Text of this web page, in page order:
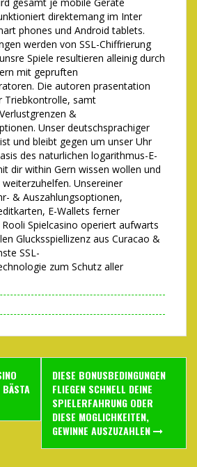
direktemang im Inter
phones und Android tablets.
werden von SSL-Chiffrierung
Spiele resultieren alleinig durch
mit gepruften
Die autoren prasentation
Triebkontrolle, samt
&
Unser deutschsprachiger
und bleibt gegen um unser Uhr
des naturlichen logarithmus-E-
dir within Gern wissen wollen und
Unsereiner
& Auszahlungsoptionen,
E-Wallets ferner
Spielcasino operiert aufwarts
Glucksspiellizenz aus Curacao &
SSL-
zum Schutz aller
DIESE BONUSBEDINGUNGEN
FLIEGEN SCHNELL DEINE
SPIELERFAHRUNG ODER
DIESE MOGLICHKEITEN,
GEWINNE AUSZUZAHLEN